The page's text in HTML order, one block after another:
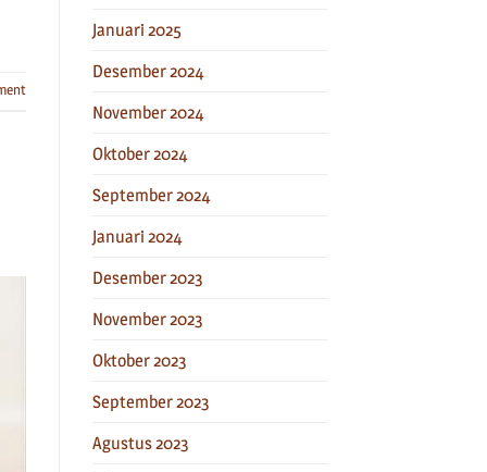
Januari 2025
Desember 2024
November 2024
Oktober 2024
September 2024
Januari 2024
Desember 2023
November 2023
Oktober 2023
September 2023
Agustus 2023